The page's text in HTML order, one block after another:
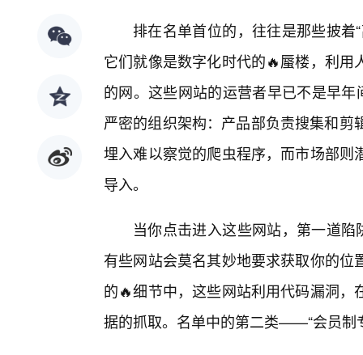
排在名单首位的，往往是那些披着
它们就像是数字化时代的🔥蜃楼，利
的网。这些网站的运营者早已不是早
严密的组织架构：产品部负责搜集和
埋入难以察觉的爬虫程序，而市场部
导入。
当你点击进入这些网站，第一道
有些网站会莫名其妙地要求获取你的
的🔥细节中，这些网站利用代码漏洞
据的抓取。名单中的第二类——“会员制